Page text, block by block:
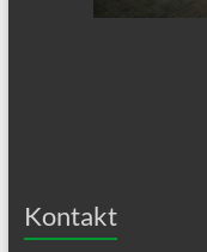
Kontakt